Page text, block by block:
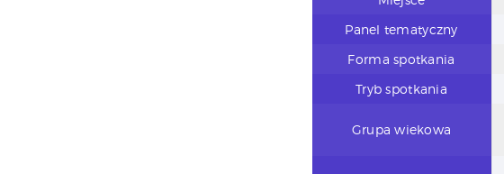
Panel tematyczny
Forma spotkania
Tryb spotkania
Grupa wiekowa